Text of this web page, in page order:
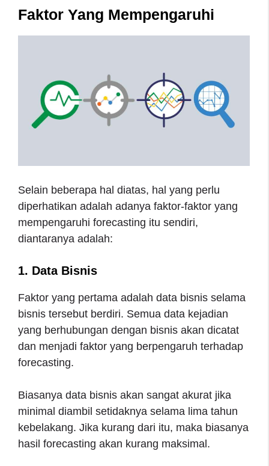
Faktor Yang Mempengaruhi
Selain beberapa hal diatas, hal yang perlu
diperhatikan adalah adanya faktor-faktor yang
mempengaruhi forecasting itu sendiri,
diantaranya adalah:
1. Data Bisnis
Faktor yang pertama adalah data bisnis selama
bisnis tersebut berdiri. Semua data kejadian
yang berhubungan dengan bisnis akan dicatat
dan menjadi faktor yang berpengaruh terhadap
forecasting.
Biasanya data bisnis akan sangat akurat jika
minimal diambil setidaknya selama lima tahun
kebelakang. Jika kurang dari itu, maka biasanya
hasil forecasting akan kurang maksimal.